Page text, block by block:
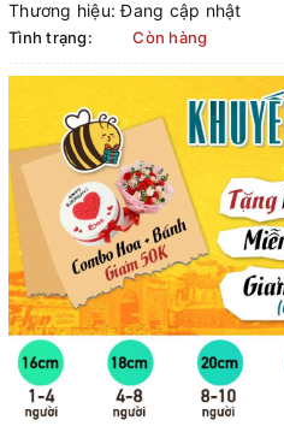
Thương hiệu: Đang cập nhật
Tình trạng: Còn hàng